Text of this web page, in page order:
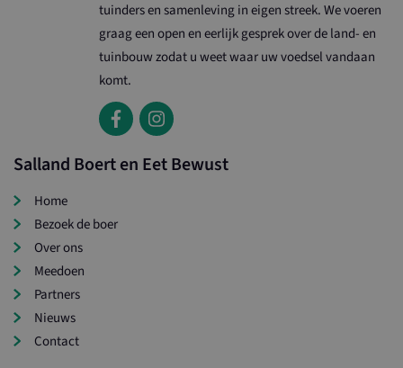
tuinders en samenleving in eigen streek. We voeren
graag een open en eerlijk gesprek over de land- en
tuinbouw zodat u weet waar uw voedsel vandaan
komt.
Salland Boert en Eet Bewust
Home
Bezoek de boer
Over ons
Meedoen
Partners
Nieuws
Contact